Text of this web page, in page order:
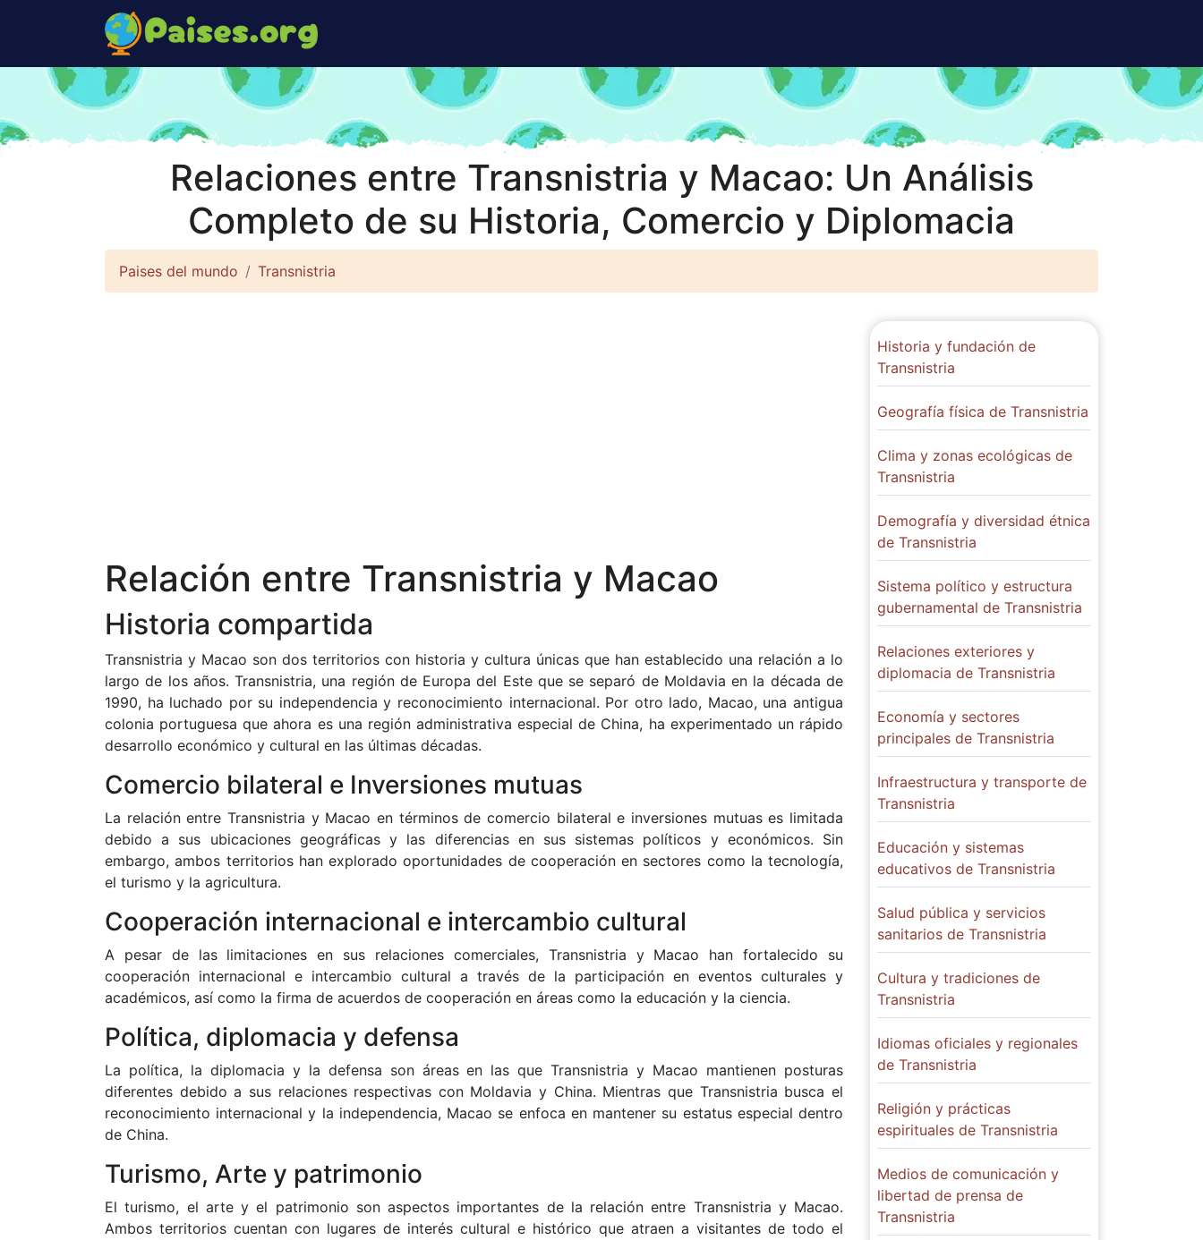
Relaciones entre Transnistria y Macao: Un Análisis
Completo de su Historia, Comercio y Diplomacia
Paises del mundo Transnistria
Relación entre Transnistria y Macao
Historia compartida
Transnistria y Macao son dos territorios con historia y cultura únicas que han establecido una relación a lo
largo de los años. Transnistria, una región de Europa del Este que se separó de Moldavia en la década de
1990, ha luchado por su independencia y reconocimiento internacional. Por otro lado, Macao, una antigua
colonia portuguesa que ahora es una región administrativa especial de China, ha experimentado un rápido
desarrollo económico y cultural en las últimas décadas.
Comercio bilateral e Inversiones mutuas
La relación entre Transnistria y Macao en términos de comercio bilateral e inversiones mutuas es limitada
debido a sus ubicaciones geográficas y las diferencias en sus sistemas políticos y económicos. Sin
embargo, ambos territorios han explorado oportunidades de cooperación en sectores como la tecnología,
el turismo y la agricultura.
Cooperación internacional e intercambio cultural
A pesar de las limitaciones en sus relaciones comerciales, Transnistria y Macao han fortalecido su
cooperación internacional e intercambio cultural a través de la participación en eventos culturales y
académicos, así como la firma de acuerdos de cooperación en áreas como la educación y la ciencia.
Política, diplomacia y defensa
La política, la diplomacia y la defensa son áreas en las que Transnistria y Macao mantienen posturas
diferentes debido a sus relaciones respectivas con Moldavia y China. Mientras que Transnistria busca el
reconocimiento internacional y la independencia, Macao se enfoca en mantener su estatus especial dentro
de China.
Turismo, Arte y patrimonio
El turismo, el arte y el patrimonio son aspectos importantes de la relación entre Transnistria y Macao.
Ambos territorios cuentan con lugares de interés cultural e histórico que atraen a visitantes de todo el
Historia y fundación de
Transnistria
Geografía física de Transnistria
Clima y zonas ecológicas de
Transnistria
Demografía y diversidad étnica
de Transnistria
Sistema político y estructura
gubernamental de Transnistria
Relaciones exteriores y
diplomacia de Transnistria
Economía y sectores
principales de Transnistria
Infraestructura y transporte de
Transnistria
Educación y sistemas
educativos de Transnistria
Salud pública y servicios
sanitarios de Transnistria
Cultura y tradiciones de
Transnistria
Idiomas oficiales y regionales
de Transnistria
Religión y prácticas
espirituales de Transnistria
Medios de comunicación y
libertad de prensa de
Transnistria